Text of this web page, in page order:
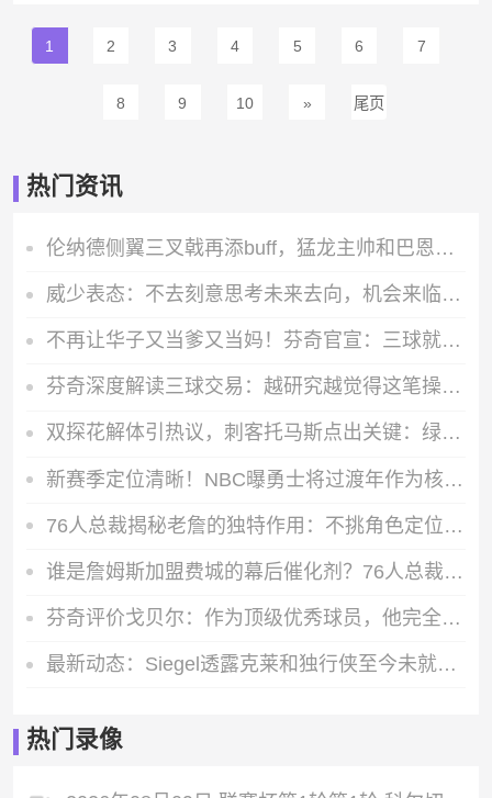
1 2 3 4 5 6 7
8 9 10 » 尾页
热门资讯
伦纳德侧翼三叉戟再添buff，猛龙主帅和巴恩斯都把防守放在第一位
威少表态：不去刻意思考未来去向，机会来临时一切顺其自然
不再让华子又当爹又当妈！芬奇官宣：三球就是我们要的天才控卫
芬奇深度解读三球交易：越研究越觉得这笔操作完全合情合理
双探花解体引热议，刺客托马斯点出关键：绿军原本能把布朗离队处理得更妥当
新赛季定位清晰！NBC曝勇士将过渡年作为核心方向，阵容稳定优先于补强
76人总裁揭秘老詹的独特作用：不挑角色定位，全方位提升全队实力
谁是詹姆斯加盟费城的幕后催化剂？76人总裁点名杰伦·布朗
芬奇评价戈贝尔：作为顶级优秀球员，他完全有资格首轮入选名人堂
最新动态：Siegel透露克莱和独行侠至今未就买断事宜展开对话
热门录像